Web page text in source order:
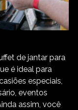
de jantar para
é ideal para
especiais,
eventos
assim, você